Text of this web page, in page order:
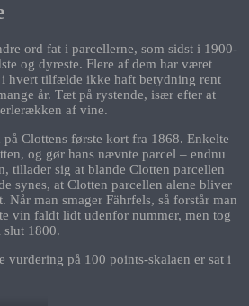
ord fat i parcellerne, som sidst i 1900-
og dyreste. Flere af dem har været
hvert tilfælde ikke haft betydning rent
år. Tæt på rystende, især efter at
af vine.
Clottens første kort fra 1868. Enkelte
og gør hans nævnte parcel – endnu
tillader sig at blande Clotten parcellen
synes, at Clotten parcellen alene bliver
Når man smager Fährfels, så forstår man
vin faldt lidt udenfor nummer, men tog
slut 1800.
vurdering på 100 points-skalaen er sat i